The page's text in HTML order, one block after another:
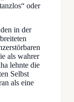
oder
in der
als wahrer
lehnte die
Selbst
als eine